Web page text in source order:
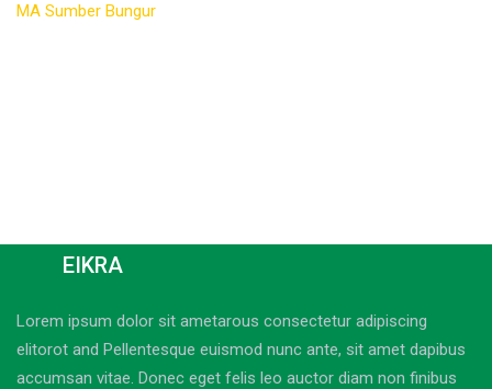
MA Sumber Bungur
EIKRA
Lorem ipsum dolor sit ametarous consectetur adipiscing
elitorot and Pellentesque euismod nunc ante, sit amet dapibus
accumsan vitae. Donec eget felis leo auctor diam non finibus